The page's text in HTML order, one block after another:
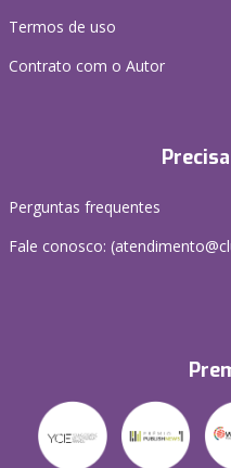
Termos de uso
Contrato com o Autor
Perguntas frequentes
Fale conosco: